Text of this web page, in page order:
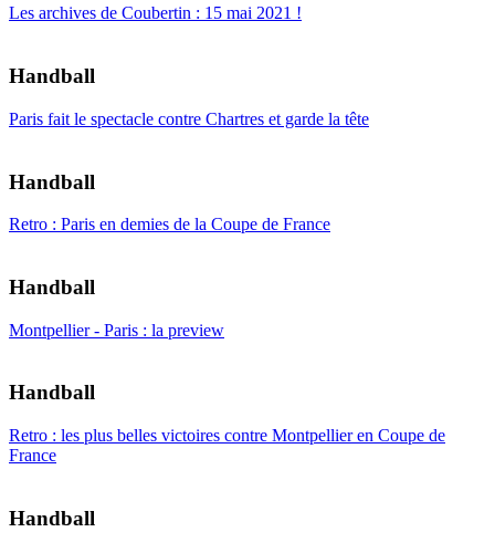
Les archives de Coubertin : 15 mai 2021 !
Handball
Paris fait le spectacle contre Chartres et garde la tête
Handball
Retro : Paris en demies de la Coupe de France
Handball
Montpellier - Paris : la preview
Handball
Retro : les plus belles victoires contre Montpellier en Coupe de
France
Handball